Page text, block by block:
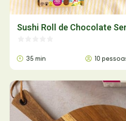
Sushi Roll de Chocolate
35 min 10